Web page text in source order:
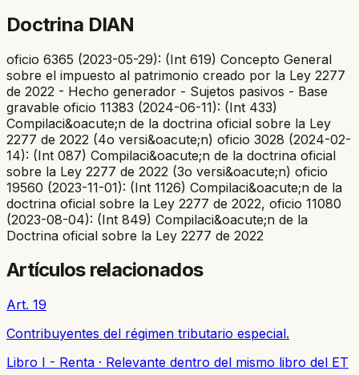
Doctrina DIAN
oficio 6365 (2023-05-29): (Int 619) Concepto General
sobre el impuesto al patrimonio creado por la Ley 2277
de 2022 - Hecho generador - Sujetos pasivos - Base
gravable oficio 11383 (2024-06-11): (Int 433)
Compilaci&oacute;n de la doctrina oficial sobre la Ley
2277 de 2022 (4o versi&oacute;n) oficio 3028 (2024-02-
14): (Int 087) Compilaci&oacute;n de la doctrina oficial
sobre la Ley 2277 de 2022 (3o versi&oacute;n) oficio
19560 (2023-11-01): (Int 1126) Compilaci&oacute;n de la
doctrina oficial sobre la Ley 2277 de 2022, oficio 11080
(2023-08-04): (Int 849) Compilaci&oacute;n de la
Doctrina oficial sobre la Ley 2277 de 2022
Artículos relacionados
Art. 19
Contribuyentes del régimen tributario especial.
Libro I - Renta · Relevante dentro del mismo libro del ET